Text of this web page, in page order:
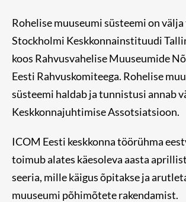
Rohelise muuseumi süsteemi on
Stockholmi Keskkonnainstituudi
koos Rahvusvahelise Muuseumide
Eesti Rahvuskomiteega. Rohelise
süsteemi haldab ja tunnistusi annab
Keskkonnajuhtimise Assotsiatsioon.
ICOM Eesti keskkonna töörühma
toimub alates käesoleva aasta
seeria, mille käigus õpitakse ja
muuseumi põhimõtete rakendamist.